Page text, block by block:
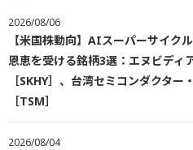
2026/08/06
【米国株動向】AIスーパーサイク
恩恵を受ける銘柄3選：エヌビディ
［SKHY］、台湾セミコンダクタ
［TSM］
2026/08/04